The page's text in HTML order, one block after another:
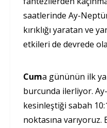
saatlerinde Ay-
kırıklığı yaratan ve
etkileri de devrede
Cuma gününün ilk
burcunda ilerliyor. Ay-
kesinleştiği sabah
noktasına